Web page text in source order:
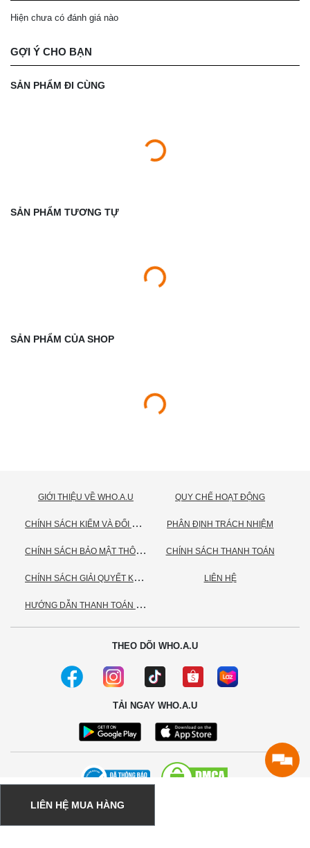
Hiện chưa có đánh giá nào
GỢI Ý CHO BẠN
SẢN PHẨM ĐI CÙNG
SẢN PHẨM TƯƠNG TỰ
SẢN PHẨM CỦA SHOP
LIÊN HỆ MUA HÀNG
GIỚI THIỆU VỀ WHO.A.U
C
HÍNH SÁCH KIỂM VÀ ĐỔI TRẢ HÀNG
C
HÍNH SÁCH BẢO MẬT THÔNG TIN CÁ NHÂN
C
HÍNH SÁCH GIẢI QUYẾT KHIẾU NẠI
H
ƯỚNG DẪN THANH TOÁN VNPAY
QUY CHẾ HOẠT ĐỘNG
PHÂN ĐỊNH TRÁCH NHIỆM
CHÍNH SÁCH THANH TOÁN
LIÊN HỆ
THEO DÕI WHO.A.U
TẢI NGAY WHO.A.U
© 2020 - Bản quyền thuộc về Công ty TNHH TC Commerce